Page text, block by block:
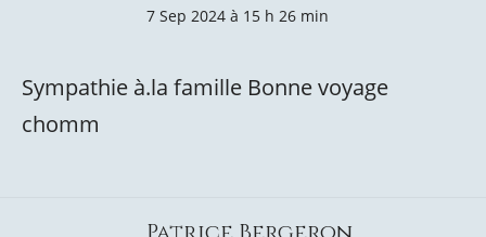
7 Sep 2024 à 15 h 26 min
Sympathie à.la famille Bonne voyage
chomm